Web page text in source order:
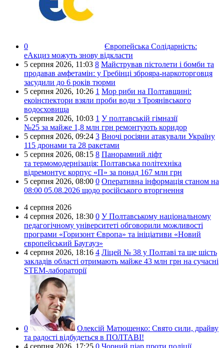
0
Європейська Солідарність:
еАкциз можуть знову відкласти
5 серпня 2026, 11:03 8 Майстрував пістолети і бомби та
продавав амфетамін: у Гребінці зброяра-наркоторговця
засудили до 6 років тюрми
5 серпня 2026, 10:26 1 Мор риби на Полтавщині:
екоінспектори взяли проби води з Троянівського
водосховища
5 серпня 2026, 10:03 1 У полтавській гімназії
№25 за майже 1,8 млн грн ремонтують коридор
5 серпня 2026, 09:24 3 Вночі росіяни атакували Україну
115 дронами та 28 ракетами
5 серпня 2026, 08:15 8 Панорамний ліфт
та термомодернізація: Полтавська політехніка
відремонтує корпус «П» за понад 167 млн грн
5 серпня 2026, 08:00 0 Оперативна інформація станом на
08:00 05.08.2026 щодо російського вторгнення
4 серпня 2026
4 серпня 2026, 18:30 0 У Полтавському національному
педагогічному університеті обговорили можливості
програми «Горизонт Європа» та ініціативи «Новий
європейський Баугауз»
4 серпня 2026, 18:16 4 Ліцей № 38 у Полтаві та ще шість
закладів області отримають майже 43 млн грн на сучасні
STEM-лабораторії
0 Олексій Матюшенко: Свято сили, драйву
та радості відбудеться в ПОЛТАВІ!
4 серпня 2026, 17:25 0 Чорний піар проти поліції